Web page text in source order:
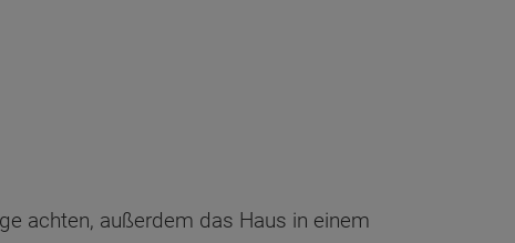
achten, außerdem das Haus in einem